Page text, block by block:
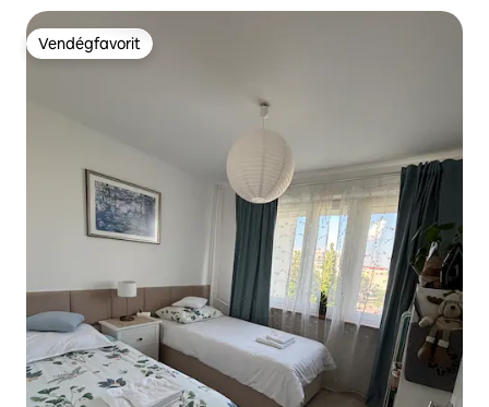
Vendégfavorit
Vendégfavorit